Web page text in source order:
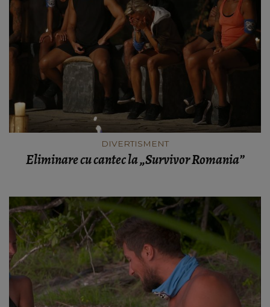
DIVERTISMENT
Eliminare cu cantec la „Survivor Romania”